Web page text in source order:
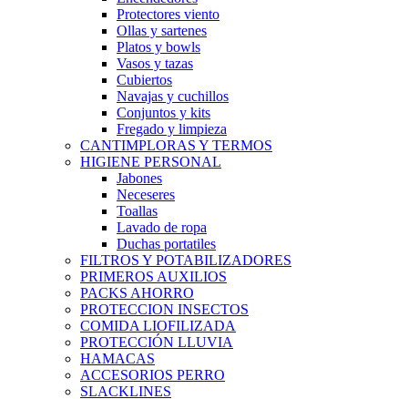
Protectores viento
Ollas y sartenes
Platos y bowls
Vasos y tazas
Cubiertos
Navajas y cuchillos
Conjuntos y kits
Fregado y limpieza
CANTIMPLORAS Y TERMOS
HIGIENE PERSONAL
Jabones
Neceseres
Toallas
Lavado de ropa
Duchas portatiles
FILTROS Y POTABILIZADORES
PRIMEROS AUXILIOS
PACKS AHORRO
PROTECCION INSECTOS
COMIDA LIOFILIZADA
PROTECCIÓN LLUVIA
HAMACAS
ACCESORIOS PERRO
SLACKLINES